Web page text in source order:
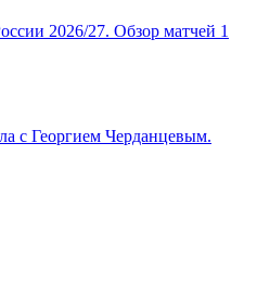
2026/27. Обзор матчей 1
с Георгием Черданцевым.